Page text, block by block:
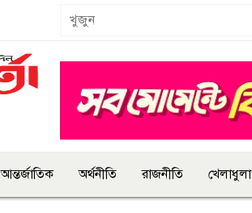
আন্তর্জাতিক অর্থনীতি রাজনীতি খেলাধুলা